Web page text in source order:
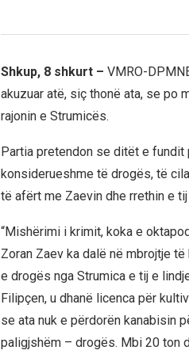
Shkup, 8 shkurt – VMRO-
akuzuar atë, siç thonë ata, se po
rajonin e Strumicës.
Partia pretendon se ditët e
konsiderueshme të drogës, të
të afërt me Zaevin dhe rrethin e
“Mishërimi i krimit, koka e
Zoran Zaev ka dalë në mbrojtje
e drogës nga Strumica e tij e
Filipçen, u dhanë licenca për
se ata nuk e përdorën kanabisin
paligjshëm – drogës. Mbi 20 ton